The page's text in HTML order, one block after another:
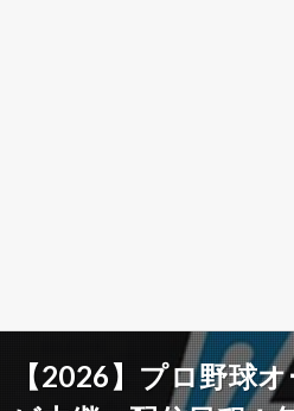
【2026】プロ野球